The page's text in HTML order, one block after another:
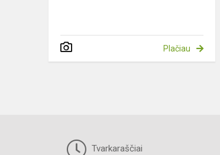
Plačiau
Tvarkaraščiai